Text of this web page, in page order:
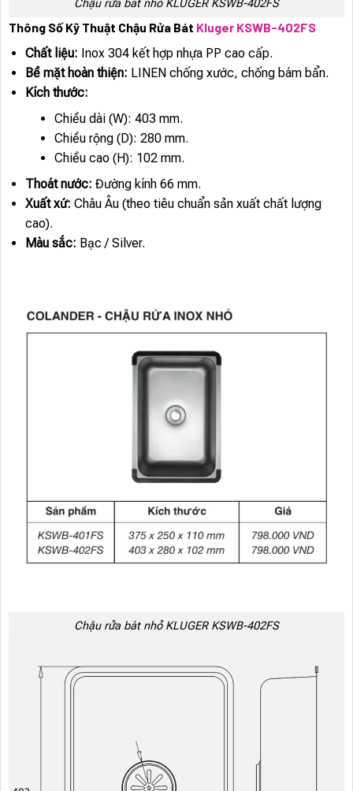
Chậu rửa bát nhỏ KLUGER KSWB-402FS
Thông Số Kỹ Thuật Chậu Rửa Bát Kluger KSWB-402FS
Chất liệu: Inox 304 kết hợp nhựa PP cao cấp.
Bề mặt hoàn thiện: LINEN chống xước, chống bám bẩn.
Kích thước:
Chiều dài (W): 403 mm.
Chiều rộng (D): 280 mm.
Chiều cao (H): 102 mm.
Thoát nước: Đường kính 66 mm.
Xuất xứ: Châu Âu (theo tiêu chuẩn sản xuất chất lượng
cao).
Màu sắc: Bạc / Silver.
Chậu rửa bát nhỏ KLUGER KSWB-402FS